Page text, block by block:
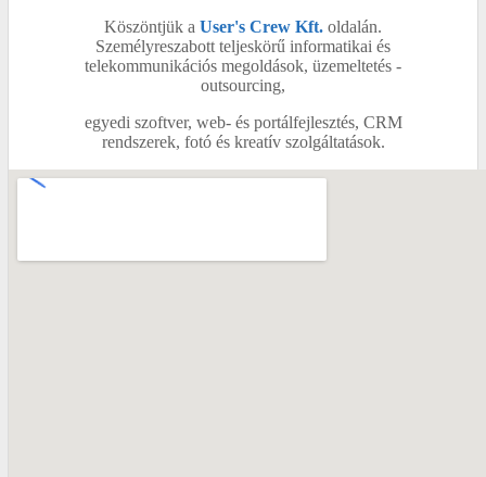
Köszöntjük a User's Crew Kft. oldalán.
Személyreszabott teljeskörű informatikai és
telekommunikációs megoldások, üzemeltetés -
outsourcing,
egyedi szoftver, web- és portálfejlesztés, CRM
rendszerek, fotó és kreatív szolgáltatások.